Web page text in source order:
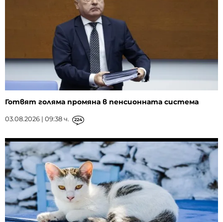
Готвят голяма промяна в пенсионната система
03.08.2026 | 09:38 ч. 224